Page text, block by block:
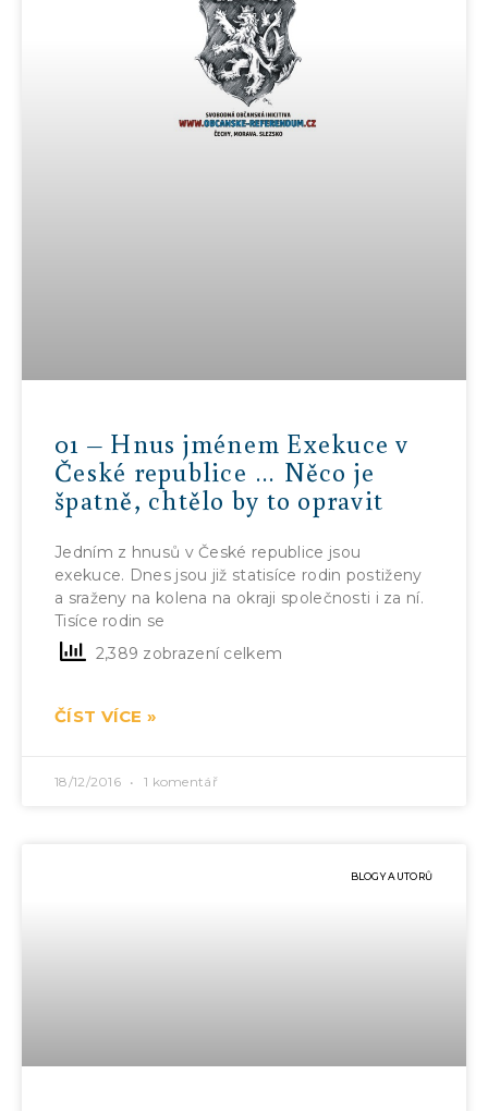
01 – Hnus jménem Exekuce v
České republice … Něco je
špatně, chtělo by to opravit
Jedním z hnusů v České republice jsou
exekuce. Dnes jsou již statisíce rodin postiženy
a sraženy na kolena na okraji společnosti i za ní.
Tisíce rodin se
2,389 zobrazení celkem
ČÍST VÍCE »
18/12/2016 1 komentář
BLOGY AUTORŮ